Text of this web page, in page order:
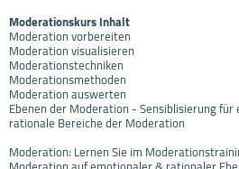
Moderationskurs Inhalt
Moderation vorbereiten
Moderation visualisieren
Moderationstechniken
Moderationsmethoden
Moderation auswerten
Ebenen der Moderation - Sensiblisierung
rationale Bereiche der Moderation
Moderation: Lernen Sie im